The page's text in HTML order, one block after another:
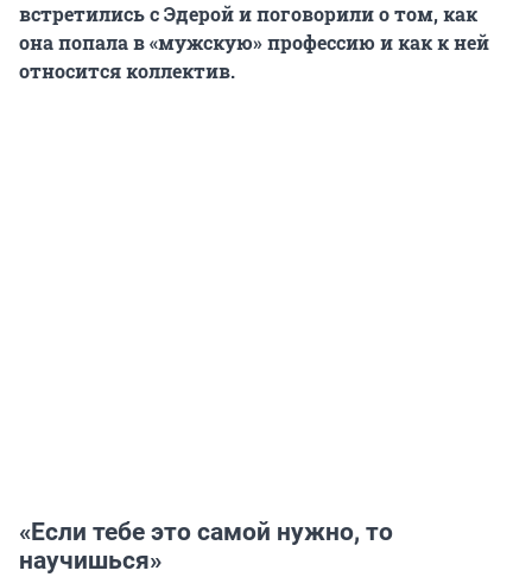
встретились с Эдерой и поговорили о том, как
она попала в «мужскую» профессию и как к ней
относится коллектив.
«Если тебе это самой нужно, то
научишься»